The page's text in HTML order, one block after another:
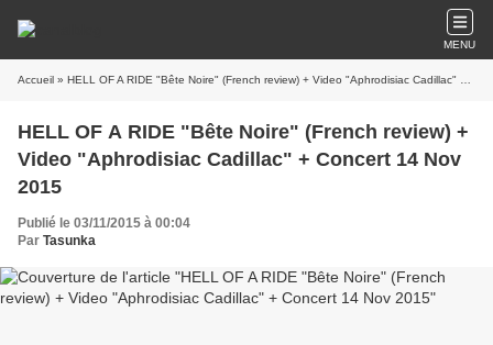
MENU
Accueil » HELL OF A RIDE "Bête Noire" (French review) + Video "Aphrodisiac Cadillac" + Concert 14 Nov 2015
HELL OF A RIDE "Bête Noire" (French review) +
Video "Aphrodisiac Cadillac" + Concert 14 Nov
2015
Publié le 03/11/2015 à 00:04
Par Tasunka